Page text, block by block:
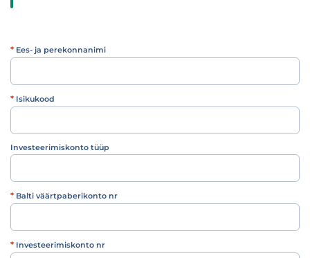
* Ees- ja perekonnanimi
* Isikukood
Investeerimiskonto tüüp
* Balti väärtpaberikonto nr
* Investeerimiskonto nr